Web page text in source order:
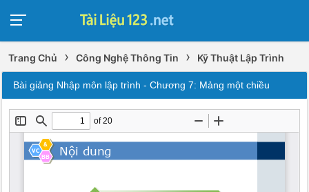
Trang Chủ › Công Nghệ Thông Tin › Kỹ Thuật Lập Trình
Bài giảng Nhập môn lập trình - Chương 7: Mảng một chiều